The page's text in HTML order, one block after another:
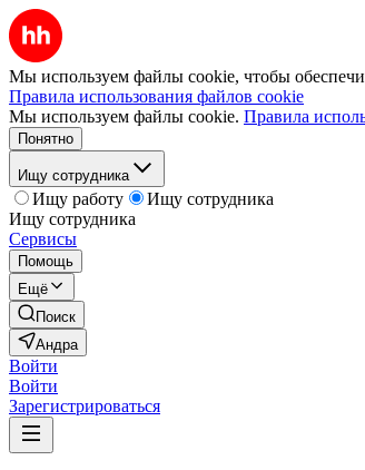
Мы используем файлы cookie, чтобы
Правила использования файлов cookie
Мы используем файлы cookie. Правила
Понятно
Ищу сотрудника
Ищу работу
Ищу сотрудника
Ищу сотрудника
Сервисы
Помощь
Ещё
Поиск
Андра
Войти
Войти
Зарегистрироваться